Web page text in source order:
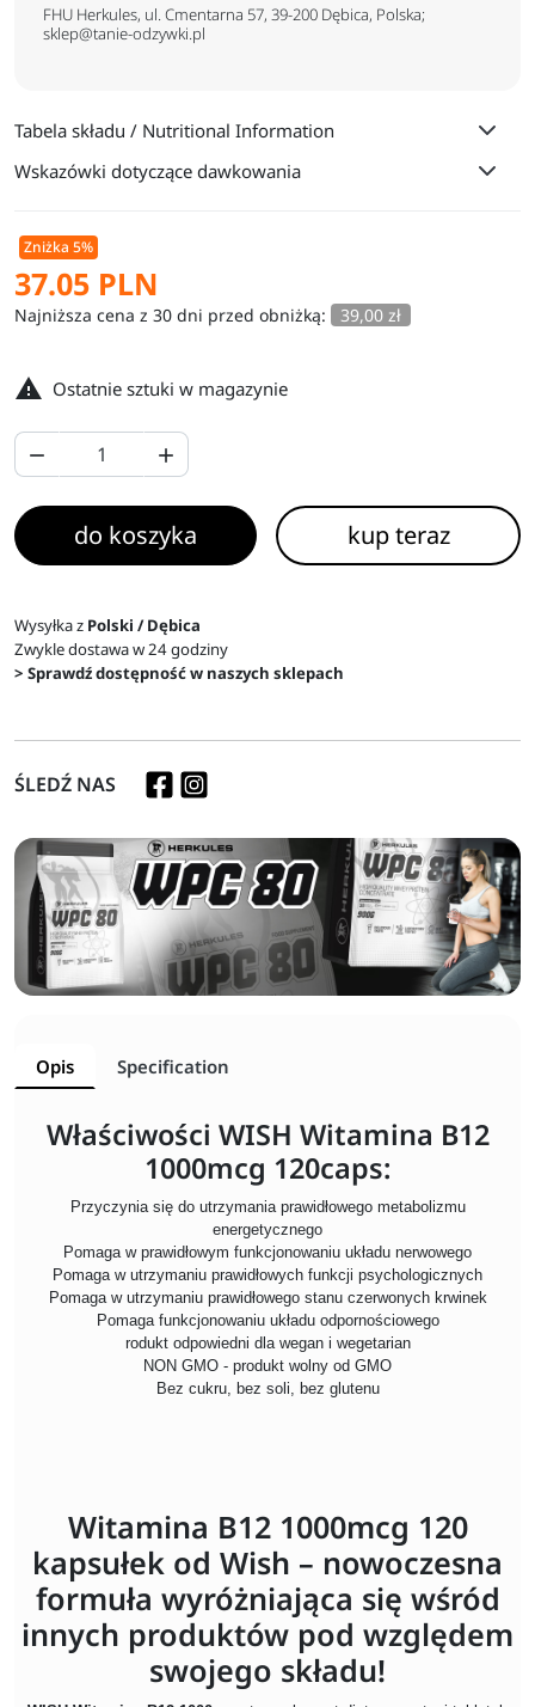
FHU Herkules, ul. Cmentarna 57, 39-200 Dębica, Polska;
sklep@tanie-odzywki.pl
Tabela składu / Nutritional Information
Wskazówki dotyczące dawkowania
Zniżka 5%
37.05 PLN
Najniższa cena z 30 dni przed obniżką: 39,00 zł
 Ostatnie sztuki w magazynie
 
do koszyka kup teraz
Wysyłka z Polski / Dębica
Zwykle dostawa w 24 godziny
> Sprawdź dostępność w naszych sklepach
ŚLEDŹ NAS
Opis Specification
Właściwości WISH Witamina B12
1000mcg 120caps:
Przyczynia się do utrzymania prawidłowego metabolizmu
energetycznego
Pomaga w prawidłowym funkcjonowaniu układu nerwowego
Pomaga w utrzymaniu prawidłowych funkcji psychologicznych
Pomaga w utrzymaniu prawidłowego stanu czerwonych krwinek
Pomaga funkcjonowaniu układu odpornościowego
rodukt odpowiedni dla wegan i wegetarian
NON GMO - produkt wolny od GMO
Bez cukru, bez soli, bez glutenu
Witamina B12 1000mcg 120
kapsułek od Wish – nowoczesna
formuła wyróżniająca się wśród
innych produktów pod względem
swojego składu!